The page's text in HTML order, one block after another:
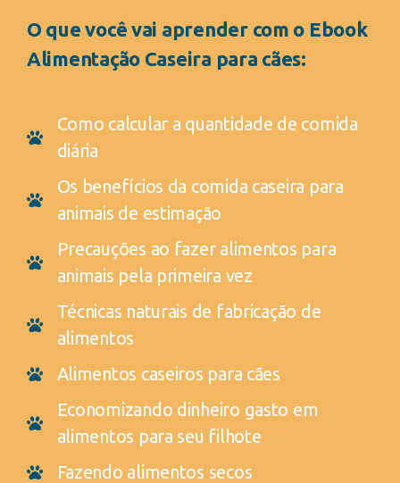
O que você vai aprender com o Ebook
Alimentação Caseira para cães:
Como calcular a quantidade de comida
diária
Os benefícios da comida caseira para
animais de estimação
Precauções ao fazer alimentos para
animais pela primeira vez
Técnicas naturais de fabricação de
alimentos
Alimentos caseiros para cães
Economizando dinheiro gasto em
alimentos para seu filhote
Fazendo alimentos secos